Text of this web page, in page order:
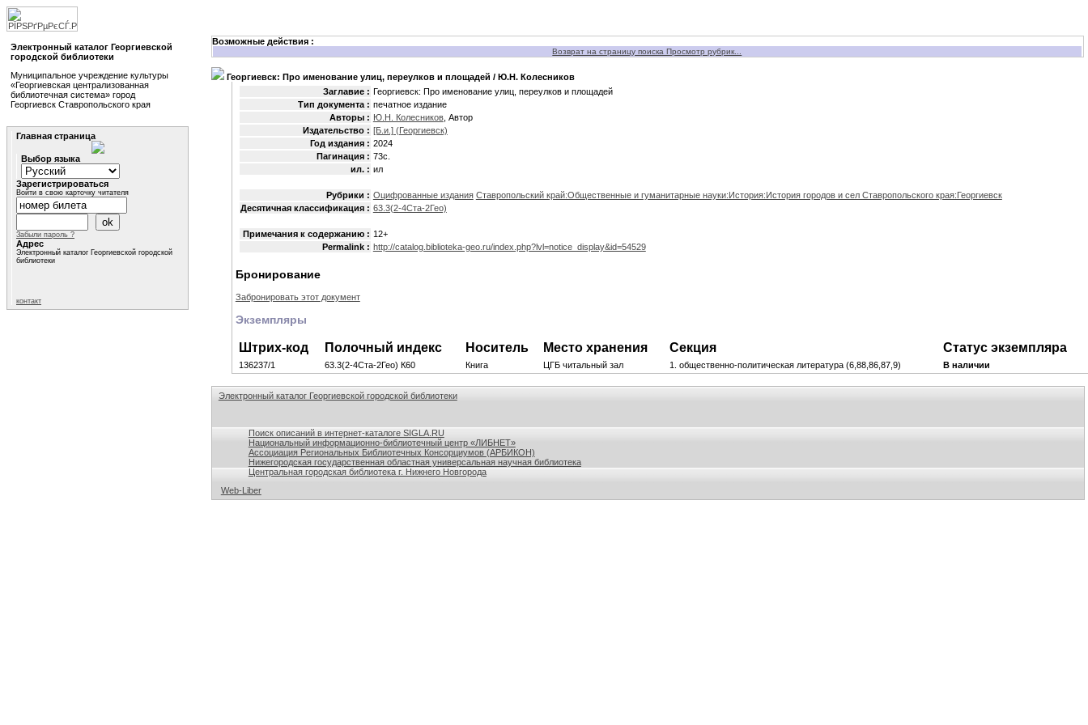
Возможные действия :
Возврат на страницу поиска Просмотр рубрик...
Георгиевск: Про именование улиц, переулков и площадей / Ю.Н. Колесников
Заглавие : Георгиевск: Про именование улиц, переулков и площадей
Тип документа : печатное издание
Авторы : Ю.Н. Колесников, Автор
Издательство : [Б.и.] (Георгиевск)
Год издания : 2024
Пагинация : 73с.
ил. : ил
Рубрики : Оцифрованные издания Ставропольский край:Общественные и гуманитарные науки:История:История городов и сел Ставропольского края:Георгиевск
Десятичная классификация : 63.3(2-4Ста-2Гео)
Примечания к содержанию : 12+
Permalink : http://catalog.biblioteka-geo.ru/index.php?lvl=notice_display&id=54529
Бронирование
Забронировать этот документ
Экземпляры
Штрих-код Полочный индекс Носитель Место хранения Секция Статус экземпляра
136237/1 63.3(2-4Ста-2Гео) К60 Книга ЦГБ читальный зал 1. общественно-политическая литература (6,88,86,87,9) В наличии
Электронный каталог Георгиевской городской библиотеки
Поиск описаний в интернет-каталоге SIGLA.RU
Национальный информационно-библиотечный центр «ЛИБНЕТ»
Ассоциация Региональных Библиотечных Консорциумов (АРБИКОН)
Нижегородская государственная областная универсальная научная библиотека
Центральная городская библиотека г. Нижнего Новгорода
Web-Liber
Электронный каталог Георгиевской
городской библиотеки
Муниципальное учреждение культуры
«Георгиевская централизованная
библиотечная система» город
Георгиевск Ставропольского края
Главная страница
Выбор языка
Зарегистрироваться
Войти в свою карточку читателя
Забыли пароль ?
Адрес
Электронный каталог Георгиевской городской
библиотеки
контакт